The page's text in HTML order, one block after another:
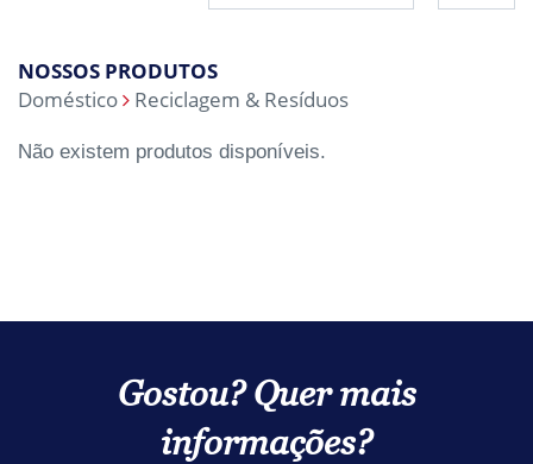
NOSSOS PRODUTOS
Doméstico
Reciclagem & Resíduos
Não existem produtos disponíveis.
Gostou? Quer mais
informações?